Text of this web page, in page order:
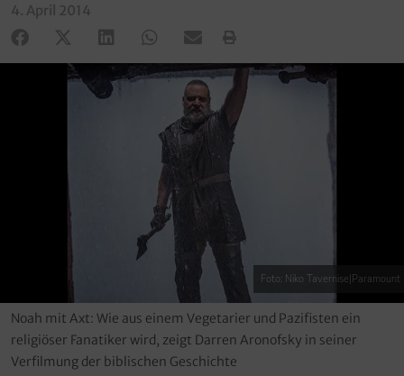
4. April 2014
Foto: Niko Tavernise|Paramount
Noah mit Axt: Wie aus einem Vegetarier und Pazifisten ein
religiöser Fanatiker wird, zeigt Darren Aronofsky in seiner
Verfilmung der biblischen Geschichte